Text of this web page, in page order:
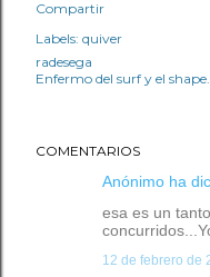
Compartir
Labels: quiver
radesega
Enfermo del surf y el
COMENTARIOS
Anónimo ha
esa es un
12 de febrero de